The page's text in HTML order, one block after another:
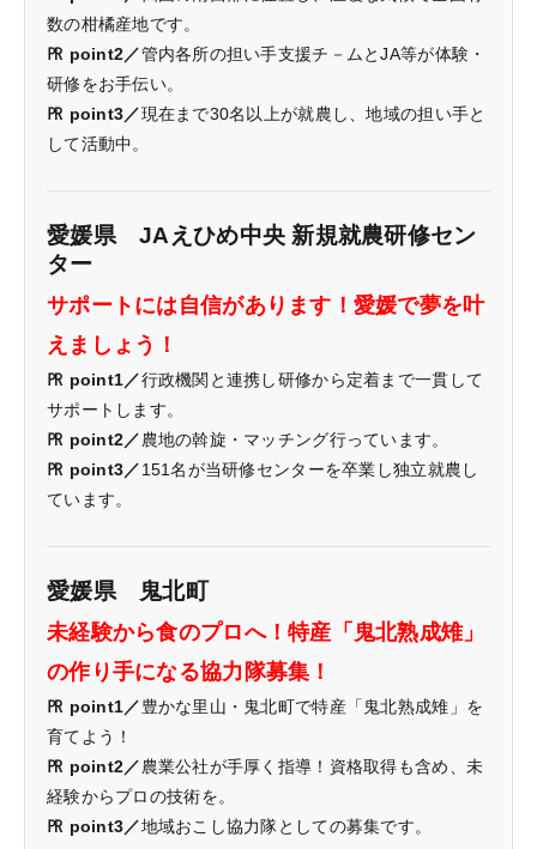
数の柑橘産地です。
㏚ point2／管内各所の担い手支援チ－ムとJA等が体験・
研修をお手伝い。
㏚ point3／現在まで30名以上が就農し、地域の担い手と
して活動中。
愛媛県 JAえひめ中央 新規就農研修セン
ター
サポートには自信があります！愛媛で夢を叶
えましょう！
㏚ point1／行政機関と連携し研修から定着まで一貫して
サポートします。
㏚ point2／農地の斡旋・マッチング行っています。
㏚ point3／151名が当研修センターを卒業し独立就農し
ています。
愛媛県 鬼北町
未経験から食のプロへ！特産「鬼北熟成雉」
の作り手になる協力隊募集！
㏚ point1／豊かな里山・鬼北町で特産「鬼北熟成雉」を
育てよう！
㏚ point2／農業公社が手厚く指導！資格取得も含め、未
経験からプロの技術を。
㏚ point3／地域おこし協力隊としての募集です。